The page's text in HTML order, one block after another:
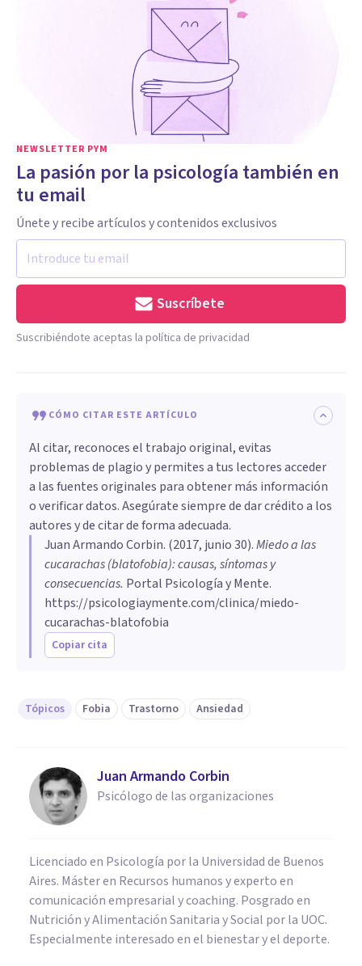
NEWSLETTER PYM
La pasión por la psicología también en
tu email
Únete y recibe artículos y contenidos exclusivos
Suscríbete
Suscribiéndote aceptas la política de privacidad
CÓMO CITAR ESTE ARTÍCULO
Al citar, reconoces el trabajo original, evitas
problemas de plagio y permites a tus lectores acceder
a las fuentes originales para obtener más información
o verificar datos. Asegúrate siempre de dar crédito a los
autores y de citar de forma adecuada.
Juan Armando Corbin. (2017, junio 30).Miedo a las
cucarachas (blatofobia): causas, síntomas y
consecuencias. Portal Psicología y Mente.
https://psicologiaymente.com/clinica/miedo-
cucarachas-blatofobia
Copiar cita
Tópicos Fobia Trastorno Ansiedad
Juan Armando Corbin
Psicólogo de las organizaciones
Licenciado en Psicología por la Universidad de Buenos
Aires. Máster en Recursos humanos y experto en
comunicación empresarial y coaching. Posgrado en
Nutrición y Alimentación Sanitaria y Social por la UOC.
Especialmente interesado en el bienestar y el deporte.